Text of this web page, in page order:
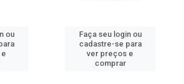
ou
Faça seu login ou
cadastre-se para
ver preços e
comprar